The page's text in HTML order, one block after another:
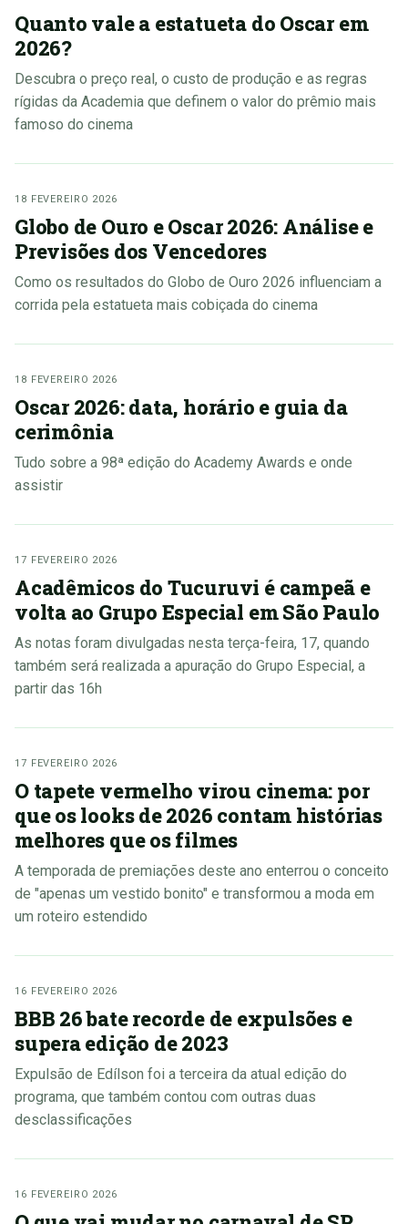
Quanto vale a estatueta do Oscar em
2026?
Descubra o preço real, o custo de produção e as regras
rígidas da Academia que definem o valor do prêmio mais
famoso do cinema
18 FEVEREIRO 2026
Globo de Ouro e Oscar 2026: Análise e
Previsões dos Vencedores
Como os resultados do Globo de Ouro 2026 influenciam a
corrida pela estatueta mais cobiçada do cinema
18 FEVEREIRO 2026
Oscar 2026: data, horário e guia da
cerimônia
Tudo sobre a 98ª edição do Academy Awards e onde
assistir
17 FEVEREIRO 2026
Acadêmicos do Tucuruvi é campeã e
volta ao Grupo Especial em São Paulo
As notas foram divulgadas nesta terça-feira, 17, quando
também será realizada a apuração do Grupo Especial, a
partir das 16h
17 FEVEREIRO 2026
O tapete vermelho virou cinema: por
que os looks de 2026 contam histórias
melhores que os filmes
A temporada de premiações deste ano enterrou o conceito
de "apenas um vestido bonito" e transformou a moda em
um roteiro estendido
16 FEVEREIRO 2026
BBB 26 bate recorde de expulsões e
supera edição de 2023
Expulsão de Edílson foi a terceira da atual edição do
programa, que também contou com outras duas
desclassificações
16 FEVEREIRO 2026